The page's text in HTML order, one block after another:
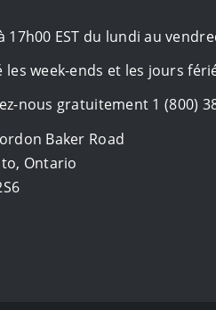
17h00 EST du lundi au
les week-ends et les jours
nous gratuitement 1 (800)
Baker Road
Ontario